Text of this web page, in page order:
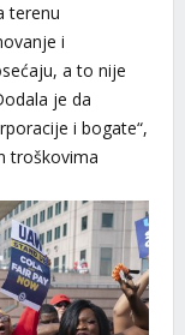
terenu
i
a to nije
je da
i bogate“,
troškovima